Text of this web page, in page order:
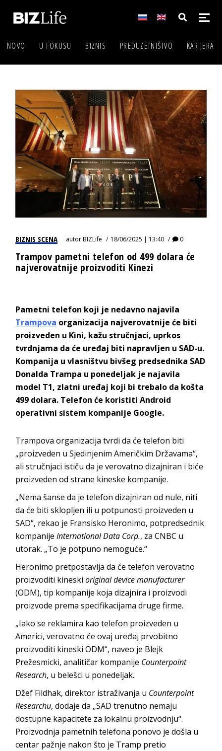
NOVO U FOKUSU BIZNIS PREDUZETNIŠTVO KARIJERA
BIZNIS SCENA autorBIZLife 18/06/2025 | 13:40 0
Trampov pametni telefon od 499 dolara će
najverovatnije proizvoditi Kinezi
Pametni telefon koji je nedavno najavila
Trampova organizacija najverovatnije će biti
proizveden u Kini, kažu stručnjaci, uprkos
tvrdnjama da će uređaj biti napravljen u SAD-u.
Kompanija u vlasništvu bivšeg predsednika SAD
Donalda Trampa u ponedeljak je najavila
model T1, zlatni uređaj koji bi trebalo da košta
499 dolara. Telefon će koristiti Android
operativni sistem kompanije Google.
Trampova organizacija tvrdi da će telefon biti
„proizveden u Sjedinjenim Američkim Državama“,
ali stručnjaci ističu da je verovatno dizajniran i biće
proizveden od strane kineske kompanije.
„Nema šanse da je telefon dizajniran od nule, niti
da će biti sklopljen ili u potpunosti proizveden u
SAD“, rekao je Fransisko Heronimo, potpredsednik
kompanijeInternational Data Corp., za CNBC u
utorak. „To je potpuno nemoguće.“
Heronimo pretpostavlja da će telefon verovatno
proizvoditi kineskioriginal device manufacturer
(ODM), tip kompanije koja dizajnira i proizvodi
proizvode prema specifikacijama druge firme.
„Iako se reklamira kao telefon proizveden u
Americi, verovatno će ovaj uređaj prvobitno
proizvoditi kineski ODM“, naveo je Blejk
Prežesmicki, analitičar kompanije Counterpoint
Research, u belešci u ponedeljak.
Džef Fildhak, direktor istraživanja u Counterpoint
Researchu, dodaje da „SAD trenutno nemaju
dostupne kapacitete za lokalnu proizvodnju“.
Proizvodnja pametnih telefona ponovo je došla u
centar pažnje nakon što je Tramp pretio